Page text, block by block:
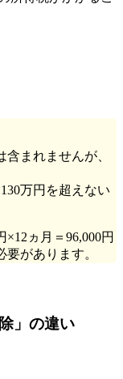
含まれませんが、
万円を超えない
ヵ月＝96,000円
があります。
」の違い